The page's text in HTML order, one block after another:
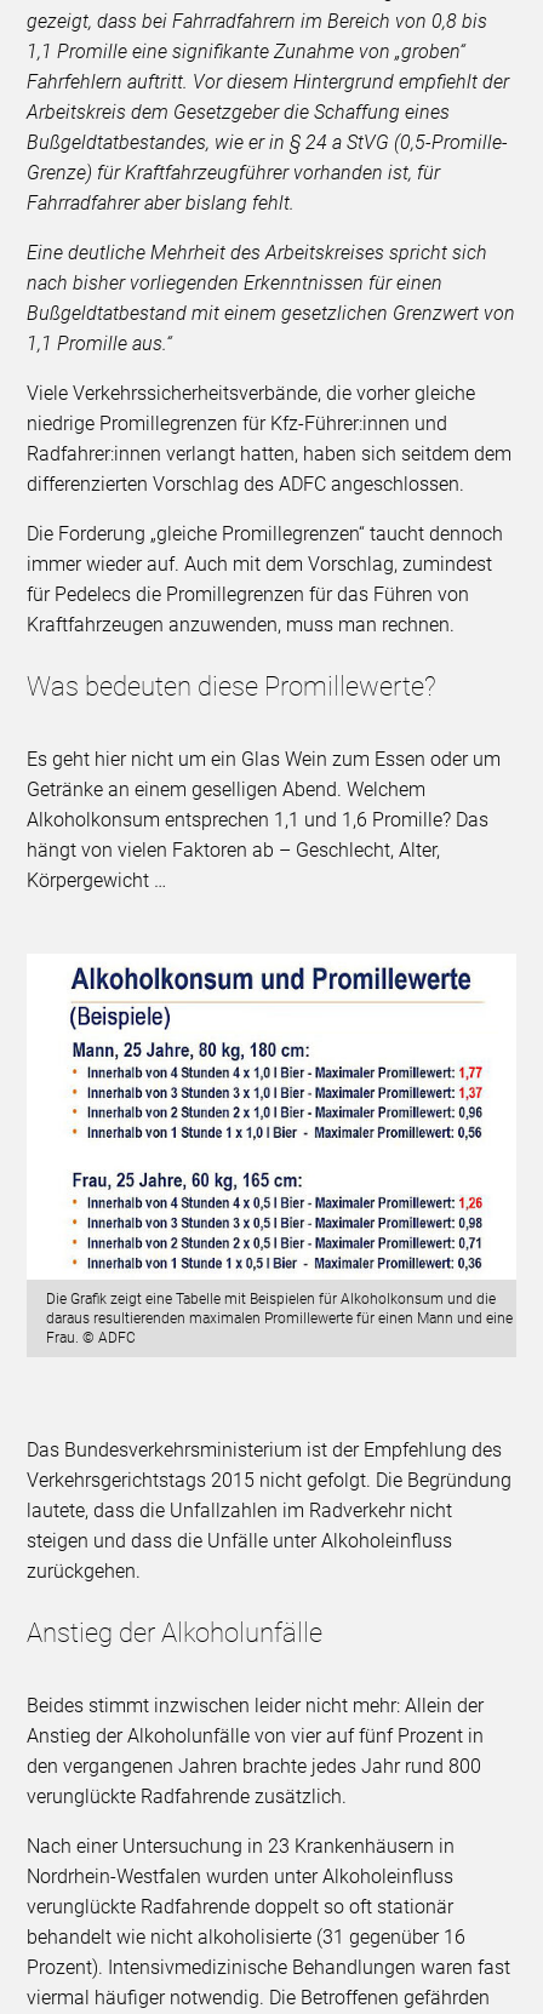
gezeigt, dass bei Fahrradfahrern im Bereich von 0,8 bis
1,1 Promille eine signifikante Zunahme von „groben“
Fahrfehlern auftritt. Vor diesem Hintergrund empfiehlt der
Arbeitskreis dem Gesetzgeber die Schaffung eines
Bußgeldtatbestandes, wie er in § 24 a StVG (0,5-Promille-
Grenze) für Kraftfahrzeugführer vorhanden ist, für
Fahrradfahrer aber bislang fehlt.
Eine deutliche Mehrheit des Arbeitskreises spricht sich
nach bisher vorliegenden Erkenntnissen für einen
Bußgeldtatbestand mit einem gesetzlichen Grenzwert von
1,1 Promille aus.“
Viele Verkehrssicherheitsverbände, die vorher gleiche
niedrige Promillegrenzen für Kfz-Führer:innen und
Radfahrer:innen verlangt hatten, haben sich seitdem dem
differenzierten Vorschlag des ADFC angeschlossen.
Die Forderung „gleiche Promillegrenzen“ taucht dennoch
immer wieder auf. Auch mit dem Vorschlag, zumindest
für Pedelecs die Promillegrenzen für das Führen von
Kraftfahrzeugen anzuwenden, muss man rechnen.
Was bedeuten diese Promillewerte?
Es geht hier nicht um ein Glas Wein zum Essen oder um
Getränke an einem geselligen Abend. Welchem
Alkoholkonsum entsprechen 1,1 und 1,6 Promille? Das
hängt von vielen Faktoren ab – Geschlecht, Alter,
Körpergewicht …
Die Grafik zeigt eine Tabelle mit Beispielen für Alkoholkonsum und die
daraus resultierenden maximalen Promillewerte für einen Mann und eine
Frau. © ADFC
Das Bundesverkehrsministerium ist der Empfehlung des
Verkehrsgerichtstags 2015 nicht gefolgt. Die Begründung
lautete, dass die Unfallzahlen im Radverkehr nicht
steigen und dass die Unfälle unter Alkoholeinfluss
zurückgehen.
Anstieg der Alkoholunfälle
Beides stimmt inzwischen leider nicht mehr: Allein der
Anstieg der Alkoholunfälle von vier auf fünf Prozent in
den vergangenen Jahren brachte jedes Jahr rund 800
verunglückte Radfahrende zusätzlich.
Nach einer Untersuchung in 23 Krankenhäusern in
Nordrhein-Westfalen wurden unter Alkoholeinfluss
verunglückte Radfahrende doppelt so oft stationär
behandelt wie nicht alkoholisierte (31 gegenüber 16
Prozent). Intensivmedizinische Behandlungen waren fast
viermal häufiger notwendig. Die Betroffenen gefährden